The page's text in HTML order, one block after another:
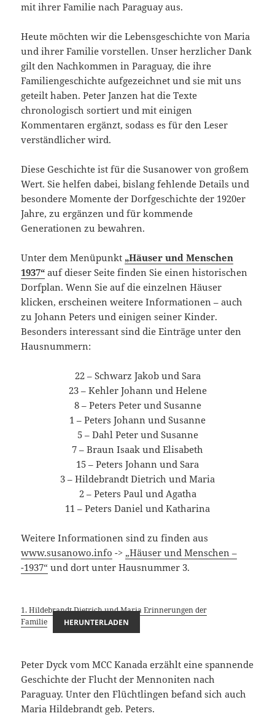
mit ihrer Familie nach Paraguay aus.
Heute möchten wir die Lebensgeschichte von Maria
und ihrer Familie vorstellen. Unser herzlicher Dank
gilt den Nachkommen in Paraguay, die ihre
Familiengeschichte aufgezeichnet und sie mit uns
geteilt haben. Peter Janzen hat die Texte
chronologisch sortiert und mit einigen
Kommentaren ergänzt, sodass es für den Leser
verständlicher wird.
Diese Geschichte ist für die Susanower von großem
Wert. Sie helfen dabei, bislang fehlende Details und
besondere Momente der Dorfgeschichte der 1920er
Jahre, zu ergänzen und für kommende
Generationen zu bewahren.
Unter dem Menüpunkt „Häuser und Menschen
1937“ auf dieser Seite finden Sie einen historischen
Dorfplan. Wenn Sie auf die einzelnen Häuser
klicken, erscheinen weitere Informationen – auch
zu Johann Peters und einigen seiner Kinder.
Besonders interessant sind die Einträge unter den
Hausnummern:
22 – Schwarz Jakob und Sara
23 – Kehler Johann und Helene
8 – Peters Peter und Susanne
1 – Peters Johann und Susanne
5 – Dahl Peter und Susanne
7 – Braun Isaak und Elisabeth
15 – Peters Johann und Sara
3 – Hildebrandt Dietrich und Maria
2 – Peters Paul und Agatha
11 – Peters Daniel und Katharina
Weitere Informationen sind zu finden aus
www.susanowo.info -> „Häuser und Menschen –
-1937“ und dort unter Hausnummer 3.
1. Hildebrandt Dietrich und Maria Erinnerungen der
Familie
HERUNTERLADEN
Peter Dyck vom MCC Kanada erzählt eine spannende
Geschichte der Flucht der Mennoniten nach
Paraguay. Unter den Flüchtlingen befand sich auch
Maria Hildebrandt geb. Peters.